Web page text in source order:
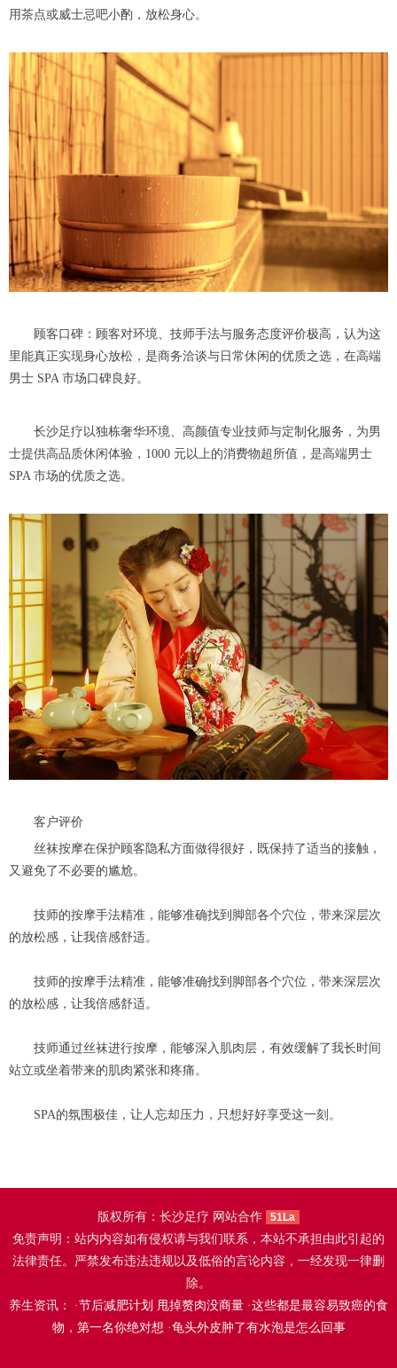
用茶点或威士忌吧小酌，放松身心。
顾客口碑：顾客对环境、技师手法与服务态度评价极高，认为这
里能真正实现身心放松，是商务洽谈与日常休闲的优质之选，在高端
男士 SPA 市场口碑良好。
长沙足疗以独栋奢华环境、高颜值专业技师与定制化服务，为男
士提供高品质休闲体验，1000 元以上的消费物超所值，是高端男士
SPA 市场的优质之选。
客户评价
丝袜按摩在保护顾客隐私方面做得很好，既保持了适当的接触，
又避免了不必要的尴尬。
技师的按摩手法精准，能够准确找到脚部各个穴位，带来深层次
的放松感，让我倍感舒适。
技师的按摩手法精准，能够准确找到脚部各个穴位，带来深层次
的放松感，让我倍感舒适。
技师通过丝袜进行按摩，能够深入肌肉层，有效缓解了我长时间
站立或坐着带来的肌肉紧张和疼痛。
SPA的氛围极佳，让人忘却压力，只想好好享受这一刻。
版权所有：长沙足疗 网站合作 51La
免责声明：站内内容如有侵权请与我们联系，本站不承担由此引起的
法律责任。严禁发布违法违规以及低俗的言论内容，一经发现一律删
除。
养生资讯： ·节后减肥计划 甩掉赘肉没商量 ·这些都是最容易致癌的食
物，第一名你绝对想 ·龟头外皮肿了有水泡是怎么回事